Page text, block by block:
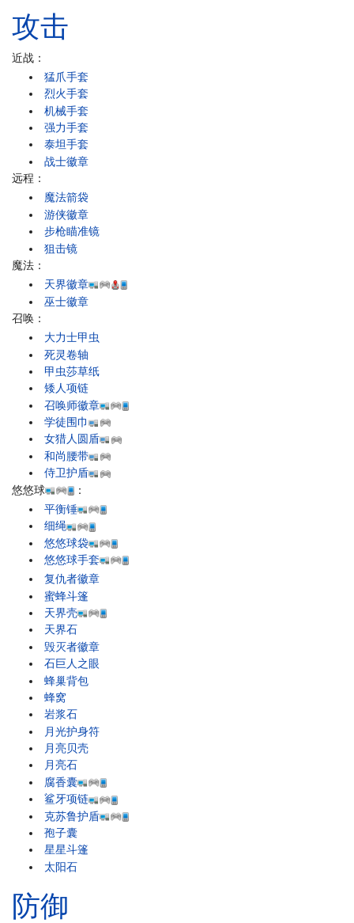
攻击
近战：
猛爪手套
烈火手套
机械手套
强力手套
泰坦手套
战士徽章
远程：
魔法箭袋
游侠徽章
步枪瞄准镜
狙击镜
魔法：
天界徽章
巫士徽章
召唤：
大力士甲虫
死灵卷轴
甲虫莎草纸
矮人项链
召唤师徽章
学徒围巾
女猎人圆盾
和尚腰带
侍卫护盾
悠悠球
：
平衡锤
细绳
悠悠球袋
悠悠球手套
复仇者徽章
蜜蜂斗篷
天界壳
天界石
毁灭者徽章
石巨人之眼
蜂巢背包
蜂窝
岩浆石
月光护身符
月亮贝壳
月亮石
腐香囊
鲨牙项链
克苏鲁护盾
孢子囊
星星斗篷
太阳石
防御